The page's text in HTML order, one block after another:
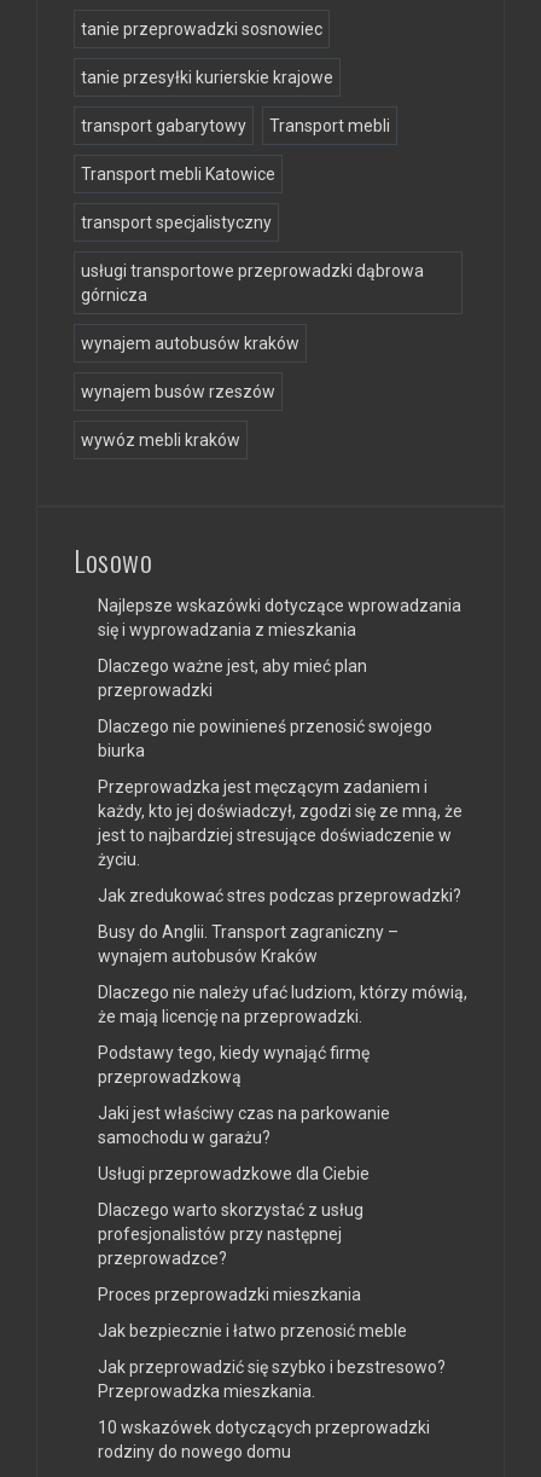
tanie przeprowadzki sosnowiec
tanie przesyłki kurierskie krajowe
transport gabarytowy Transport mebli
Transport mebli Katowice
transport specjalistyczny
usługi transportowe przeprowadzki dąbrowa
górnicza
wynajem autobusów kraków
wynajem busów rzeszów
wywóz mebli kraków
Losowo
Najlepsze wskazówki dotyczące wprowadzania
się i wyprowadzania z mieszkania
Dlaczego ważne jest, aby mieć plan
przeprowadzki
Dlaczego nie powinieneś przenosić swojego
biurka
Przeprowadzka jest męczącym zadaniem i
każdy, kto jej doświadczył, zgodzi się ze mną, że
jest to najbardziej stresujące doświadczenie w
życiu.
Jak zredukować stres podczas przeprowadzki?
Busy do Anglii. Transport zagraniczny –
wynajem autobusów Kraków
Dlaczego nie należy ufać ludziom, którzy mówią,
że mają licencję na przeprowadzki.
Podstawy tego, kiedy wynająć firmę
przeprowadzkową
Jaki jest właściwy czas na parkowanie
samochodu w garażu?
Usługi przeprowadzkowe dla Ciebie
Dlaczego warto skorzystać z usług
profesjonalistów przy następnej
przeprowadzce?
Proces przeprowadzki mieszkania
Jak bezpiecznie i łatwo przenosić meble
Jak przeprowadzić się szybko i bezstresowo?
Przeprowadzka mieszkania.
10 wskazówek dotyczących przeprowadzki
rodziny do nowego domu